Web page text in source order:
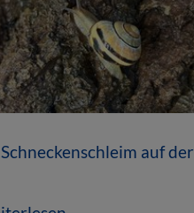
auf der